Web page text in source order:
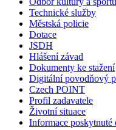
Technické služby
Městská policie
Dotace
JSDH
Hlášení závad
Dokumenty ke stažení
Digitální povodňový
Czech POINT
Profil zadavatele
Životní situace
Informace poskytnuté